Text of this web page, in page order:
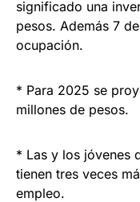
significado una
pesos. Además 7
ocupación.
* Para 2025 se
millones de pesos.
* Las y los jóvenes
tienen tres veces
empleo.